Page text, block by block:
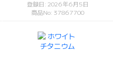
登録日: 2026年6月5日
商品No: 37867700